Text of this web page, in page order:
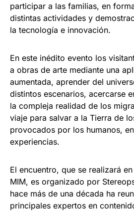
participar a las familias, en
distintas actividades y
la tecnología e innovación.
En este inédito evento los
a obras de arte mediante una
aumentada, aprender del
distintos escenarios, acercarse
la compleja realidad de los
viaje para salvar a la Tierra de
provocados por los humanos,
experiencias.
El encuentro, que se realizará
MIM, es organizado por
hace más de una década ha
principales expertos en